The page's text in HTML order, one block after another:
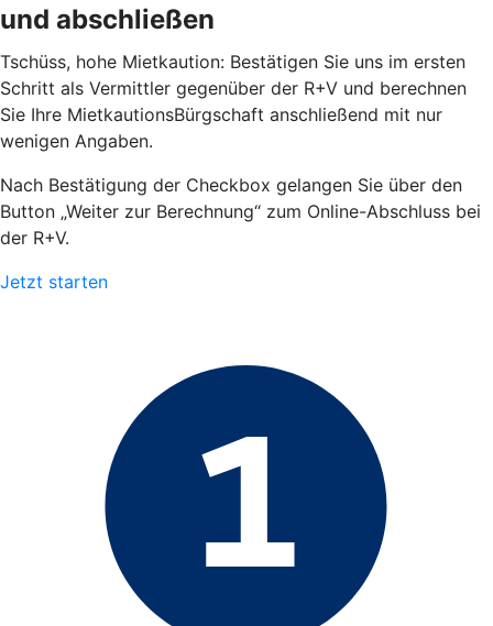
und abschließen
Tschüss, hohe Mietkaution: Bestätigen Sie uns im ersten
Schritt als Vermittler gegenüber der R+V und berechnen
Sie Ihre MietkautionsBürgschaft anschließend mit nur
wenigen Angaben.
Nach Bestätigung der Checkbox gelangen Sie über den
Button „Weiter zur Berechnung“ zum Online-Abschluss bei
der R+V.
Jetzt starten